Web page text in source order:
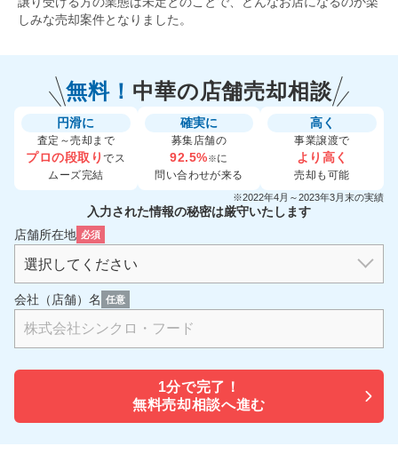
しみな売却案件となりました。
無料！ 中華の店舗売却相談
円滑に
査定～売却まで
プロの段取りでス
ムーズ完結
確実に
募集店舗の
92.5%※に
問い合わせが来る
高く
事業譲渡で
より高く
売却も可能
※2022年4月～2023年3月末の実績
入力された情報の秘密は厳守いたします
店舗所在地 必須
会社（店舗）名 任意
1分で完了！
無料売却相談へ進む